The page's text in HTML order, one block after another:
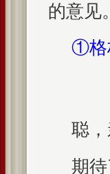
的意见。
①格
聪，
期